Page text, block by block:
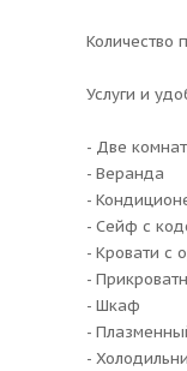
Количество
Услуги и
- Две
- Веранда
-
- Сейф с
- Кровати с
-
- Шкаф
-
-